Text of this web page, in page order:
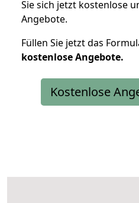
Sie sich jetzt kostenlose
Angebote.
Füllen Sie jetzt das
kostenloseAngebote.
Kostenlose